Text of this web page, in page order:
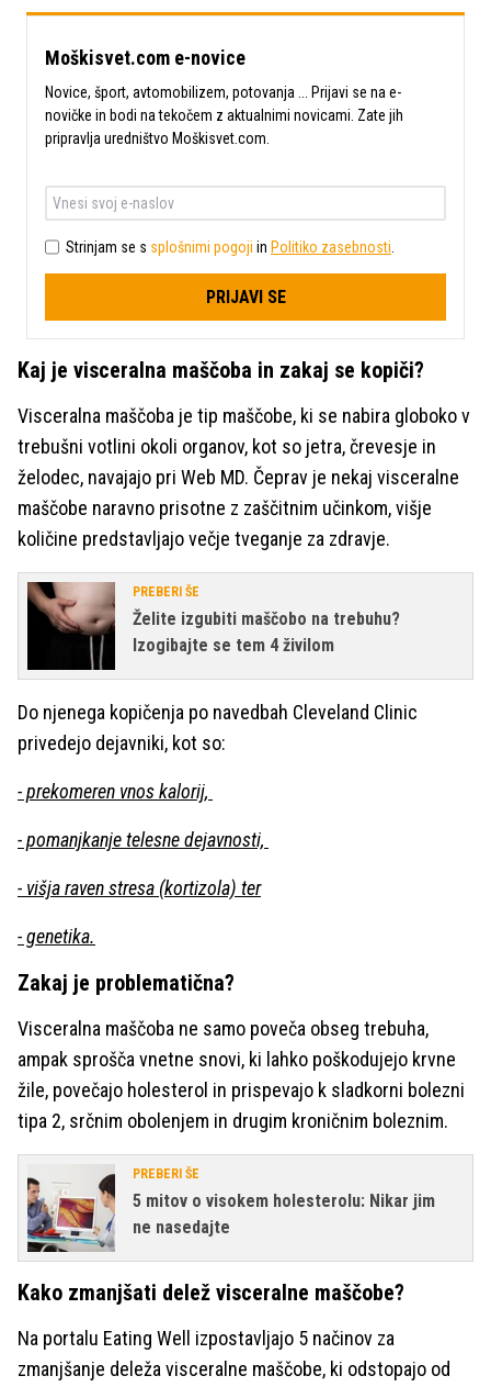
Moškisvet.com e-novice
Novice, šport, avtomobilizem, potovanja ... Prijavi se na e-
novičke in bodi na tekočem z aktualnimi novicami. Zate jih
pripravlja uredništvo Moškisvet.com.
Strinjam se s splošnimi pogoji in Politiko zasebnosti
PRIJAVI SE
Kaj je visceralna maščoba in zakaj se kopiči?
Visceralna maščoba je tip maščobe, ki se nabira globoko v
trebušni votlini okoli organov, kot so jetra, črevesje in
želodec, navajajo pri Web MD. Čeprav je nekaj visceralne
maščobe naravno prisotne z zaščitnim učinkom, višje
količine predstavljajo večje tveganje za zdravje.
PREBERI ŠE
Želite izgubiti maščobo na trebuhu?
Izogibajte se tem 4 živilom
Do njenega kopičenja po navedbah Cleveland Clinic
privedejo dejavniki, kot so:
- prekomeren vnos kalorij,
- pomanjkanje telesne dejavnosti,
- višja raven stresa (kortizola) ter
- genetika.
Zakaj je problematična?
Visceralna maščoba ne samo poveča obseg trebuha,
ampak sprošča vnetne snovi, ki lahko poškodujejo krvne
žile, povečajo holesterol in prispevajo k sladkorni bolezni
tipa 2, srčnim obolenjem in drugim kroničnim boleznim.
PREBERI ŠE
5 mitov o visokem holesterolu: Nikar jim
ne nasedajte
Kako zmanjšati delež visceralne maščobe?
Na portalu Eating Well izpostavljajo 5 načinov za
zmanjšanje deleža visceralne maščobe, ki odstopajo od